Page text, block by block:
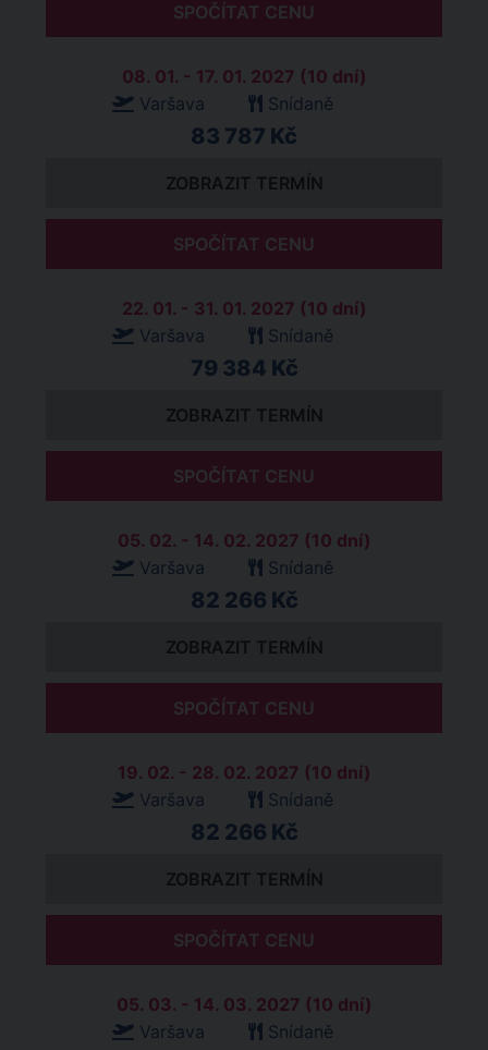
SPOČÍTAT CENU
08. 01. - 17. 01. 2027 (10 dní)
Varšava
Snídaně
83 787 Kč
ZOBRAZIT TERMÍN
SPOČÍTAT CENU
22. 01. - 31. 01. 2027 (10 dní)
Varšava
Snídaně
79 384 Kč
ZOBRAZIT TERMÍN
SPOČÍTAT CENU
05. 02. - 14. 02. 2027 (10 dní)
Varšava
Snídaně
82 266 Kč
ZOBRAZIT TERMÍN
SPOČÍTAT CENU
19. 02. - 28. 02. 2027 (10 dní)
Varšava
Snídaně
82 266 Kč
ZOBRAZIT TERMÍN
SPOČÍTAT CENU
05. 03. - 14. 03. 2027 (10 dní)
Varšava
Snídaně